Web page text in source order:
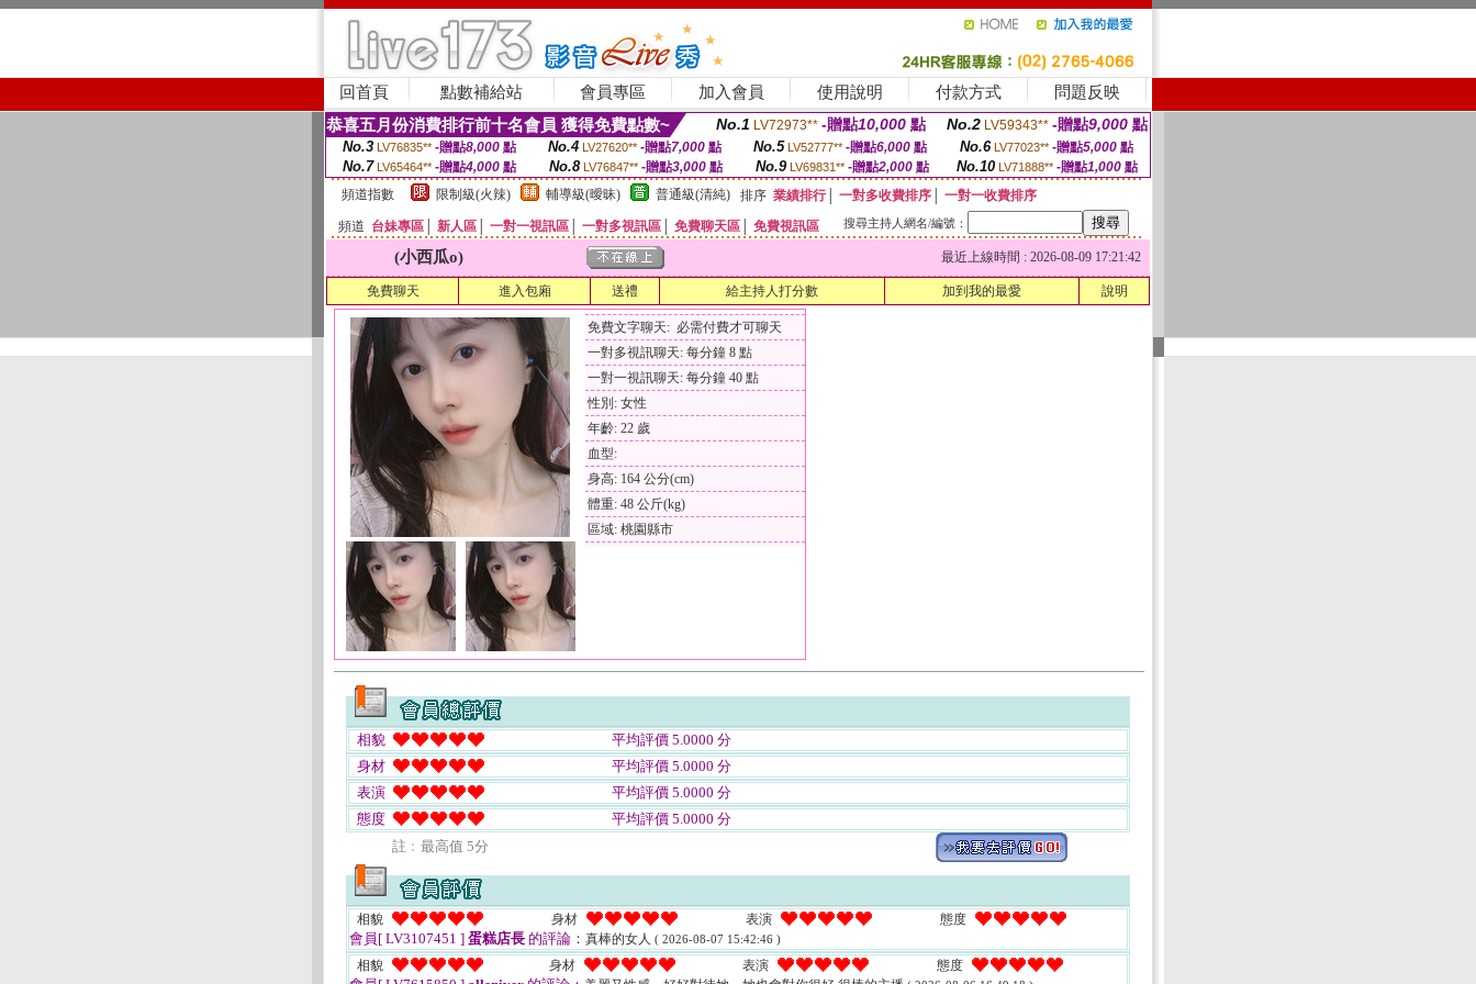
回首頁 點數補給站 會員專區 加入會員 使用說明 付款方式 問題反映
恭喜五月份消費排行前十名會員 獲得免費點數~ No.1 LV72973** -贈點10,000 點 No.2 LV59343** -贈點9,000 點
No.3 LV76835** -贈點8,000點 No.4 LV27620** -贈點7,000點 No.5 LV52777** -贈點6,000點 No.6 LV77023** -贈點5,000點
No.7 LV65464** -贈點4,000 點 No.8 LV76847** -贈點3,000 點 No.9 LV69831** -贈點2,000點 No.10 LV71888** -贈點1,000 點
頻道指數
限制級(火辣) 輔導級(曖昧) 普通級(清純) 排序 業績排行│ 一對多收費排序
一對一收費排序
頻道 台妹專區 新人區 一對一視訊區 一對多視訊區 免費聊天區 免費視訊區 搜尋主持人網名/編號：
(小西瓜o) 最近上線時間 : 2026-08-09 17:21:42
免費聊天 進入包廂 送禮 給主持人打分數 加到我的最愛 說明
免費文字聊天: 必需付費才可聊天
一對多視訊聊天: 每分鐘 8 點
一對一視訊聊天: 每分鐘 40 點
性別: 女性
年齡: 22 歲
血型:
身高: 164 公分(cm)
體重: 48 公斤(kg)
區域: 桃園縣市
相貌
平均評價 5.0000 分
身材
平均評價 5.0000 分
表演
平均評價 5.0000 分
態度
平均評價 5.0000 分
註﹕最高值 5分
相貌 身材 表演 態度
會員[ LV3107451 ] 蛋糕店長 的評論： 真棒的女人 ( 2026-08-07 15:42:46 )
相貌 身材 表演 態度